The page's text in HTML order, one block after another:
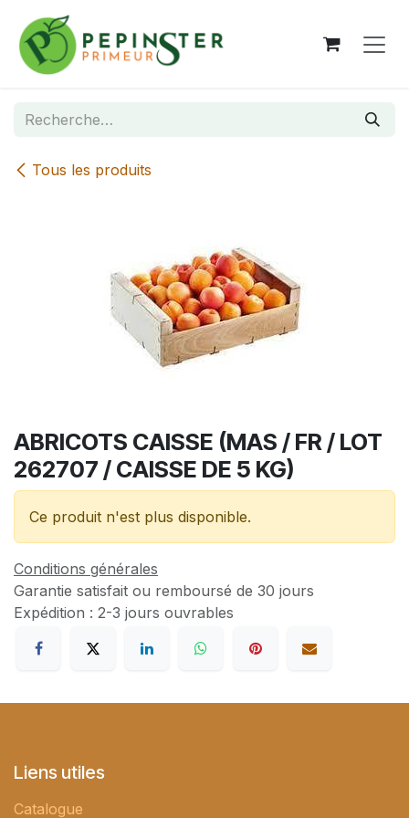
Se rendre au contenu
Tous les produits
ABRICOTS CAISSE (MAS / FR / LOT
262707 / CAISSE DE 5 KG)
Ce produit n'est plus disponible.
Conditions générales
Garantie satisfait ou remboursé de 30 jours
Expédition : 2-3 jours ouvrables
Liens utiles
Catalogue